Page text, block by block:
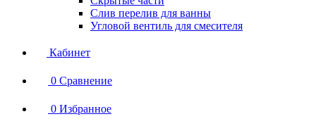
Слив перелив для ванны
Угловой вентиль для смесителя
Кабинет
0 Сравнение
0 Избранное